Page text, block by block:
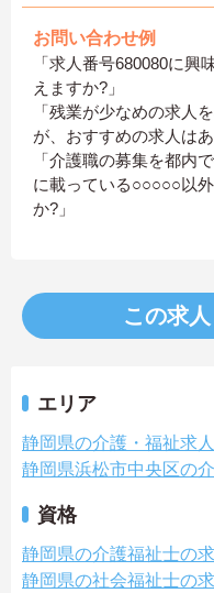
お問い合わせ例
「求人番号680080に興
えますか?」
「残業が少なめの求人
が、おすすめの求人はあ
「介護職の募集を都内
に載っている○○○○○以
か?」
この求
エリア
静岡県の介護・福祉求人
静岡県浜松市中央区の
資格
静岡県の介護福祉士の
静岡県の社会福祉士の